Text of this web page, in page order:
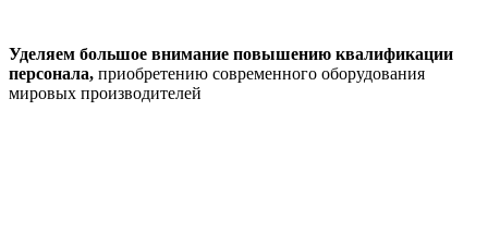
Уделяем большое внимание повышению квалификации
персонала, приобретению современного оборудования
мировых производителей